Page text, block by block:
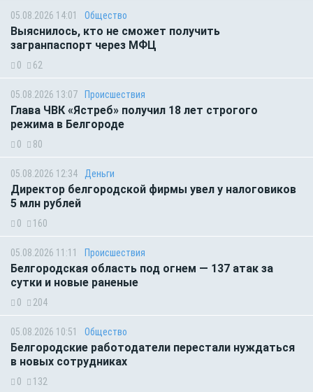
05.08.2026 14:01 Общество
Выяснилось, кто не сможет получить
загранпаспорт через МФЦ
0 62
05.08.2026 13:07 Происшествия
Глава ЧВК «Ястреб» получил 18 лет строгого
режима в Белгороде
0 80
05.08.2026 12:34 Деньги
Директор белгородской фирмы увел у налоговиков
5 млн рублей
0 160
05.08.2026 11:11 Происшествия
Белгородская область под огнем — 137 атак за
сутки и новые раненые
0 204
05.08.2026 10:51 Общество
Белгородские работодатели перестали нуждаться
в новых сотрудниках
0 132